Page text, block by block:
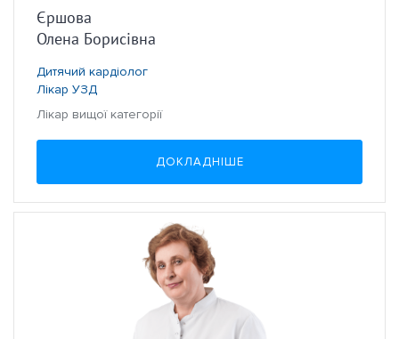
Єршова
Олена Борисівна
Дитячий кардіолог
Лікар УЗД
Лікар вищої категорії
ДОКЛАДНІШЕ